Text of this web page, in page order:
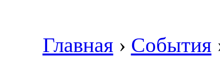
Главная › События